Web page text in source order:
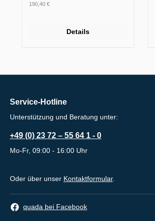
190,40 €
Details
Service-Hotline
Unterstützung und Beratung unter:
+49 (0) 23 72 – 55 64 1 - 0
Mo-Fr, 09:00 - 16:00 Uhr
Oder über unser Kontaktformular.
quada bei Facebook